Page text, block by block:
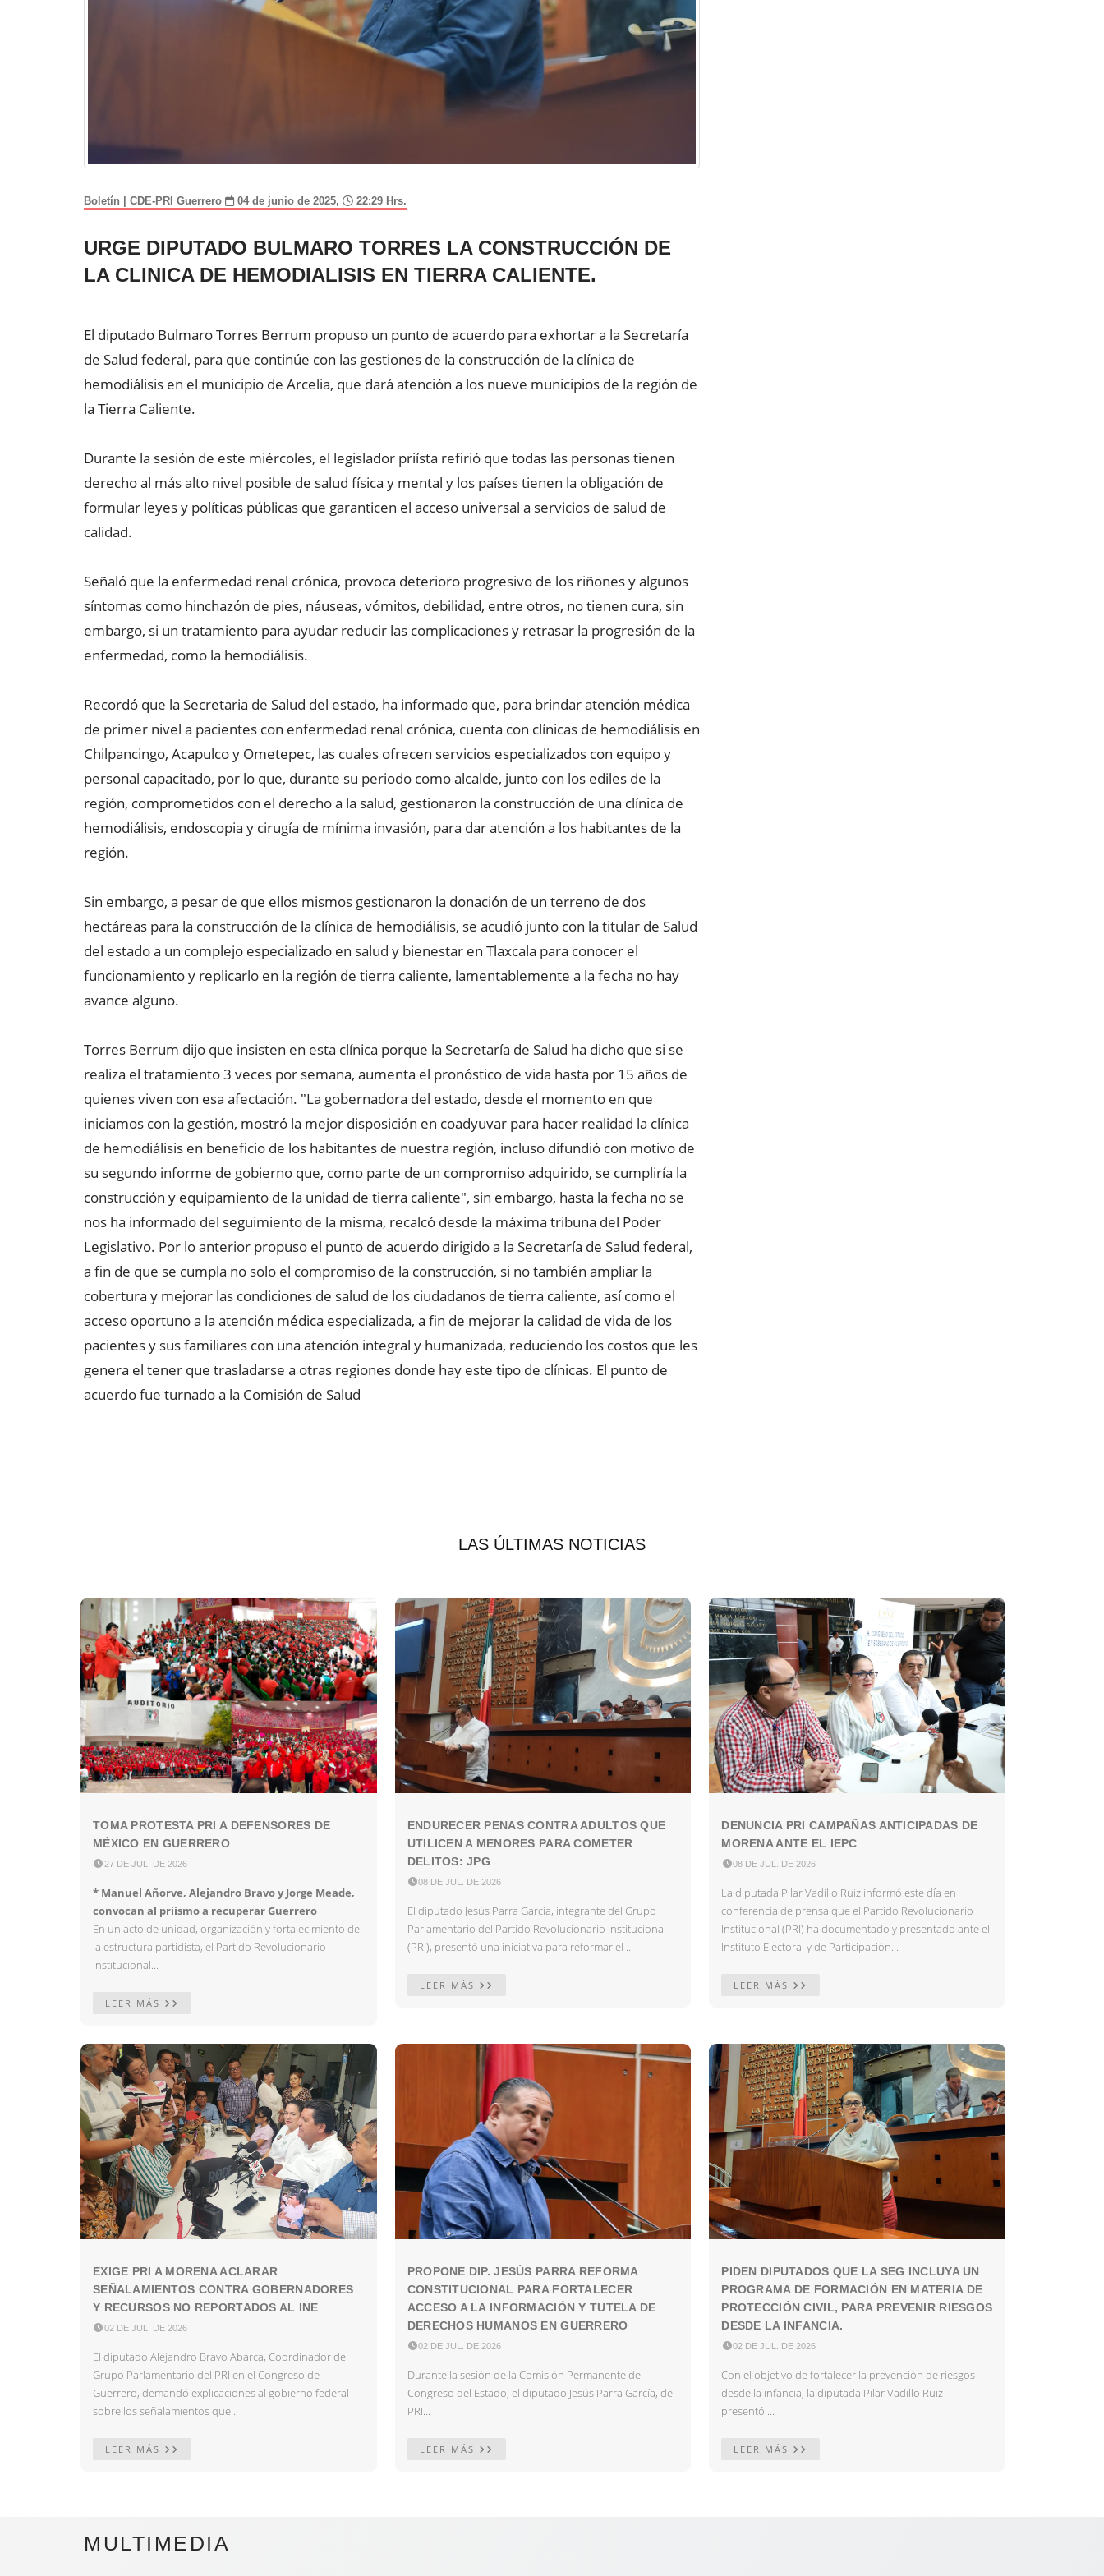
Boletín | CDE-PRI Guerrero 04 de junio de 2025, 22:29 Hrs.
URGE DIPUTADO BULMARO TORRES LA CONSTRUCCIÓN DE
LA CLINICA DE HEMODIALISIS EN TIERRA CALIENTE.
El diputado Bulmaro Torres Berrum propuso un punto de acuerdo para exhortar a la Secretaría
de Salud federal, para que continúe con las gestiones de la construcción de la clínica de
hemodiálisis en el municipio de Arcelia, que dará atención a los nueve municipios de la región de
la Tierra Caliente.
Durante la sesión de este miércoles, el legislador priísta refirió que todas las personas tienen
derecho al más alto nivel posible de salud física y mental y los países tienen la obligación de
formular leyes y políticas públicas que garanticen el acceso universal a servicios de salud de
calidad.
Señaló que la enfermedad renal crónica, provoca deterioro progresivo de los riñones y algunos
síntomas como hinchazón de pies, náuseas, vómitos, debilidad, entre otros, no tienen cura, sin
embargo, si un tratamiento para ayudar reducir las complicaciones y retrasar la progresión de la
enfermedad, como la hemodiálisis.
Recordó que la Secretaria de Salud del estado, ha informado que, para brindar atención médica
de primer nivel a pacientes con enfermedad renal crónica, cuenta con clínicas de hemodiálisis en
Chilpancingo, Acapulco y Ometepec, las cuales ofrecen servicios especializados con equipo y
personal capacitado, por lo que, durante su periodo como alcalde, junto con los ediles de la
región, comprometidos con el derecho a la salud, gestionaron la construcción de una clínica de
hemodiálisis, endoscopia y cirugía de mínima invasión, para dar atención a los habitantes de la
región.
Sin embargo, a pesar de que ellos mismos gestionaron la donación de un terreno de dos
hectáreas para la construcción de la clínica de hemodiálisis, se acudió junto con la titular de Salud
del estado a un complejo especializado en salud y bienestar en Tlaxcala para conocer el
funcionamiento y replicarlo en la región de tierra caliente, lamentablemente a la fecha no hay
avance alguno.
Torres Berrum dijo que insisten en esta clínica porque la Secretaría de Salud ha dicho que si se
realiza el tratamiento 3 veces por semana, aumenta el pronóstico de vida hasta por 15 años de
quienes viven con esa afectación. "La gobernadora del estado, desde el momento en que
iniciamos con la gestión, mostró la mejor disposición en coadyuvar para hacer realidad la clínica
de hemodiálisis en beneficio de los habitantes de nuestra región, incluso difundió con motivo de
su segundo informe de gobierno que, como parte de un compromiso adquirido, se cumpliría la
construcción y equipamiento de la unidad de tierra caliente", sin embargo, hasta la fecha no se
nos ha informado del seguimiento de la misma, recalcó desde la máxima tribuna del Poder
Legislativo. Por lo anterior propuso el punto de acuerdo dirigido a la Secretaría de Salud federal,
a fin de que se cumpla no solo el compromiso de la construcción, si no también ampliar la
cobertura y mejorar las condiciones de salud de los ciudadanos de tierra caliente, así como el
acceso oportuno a la atención médica especializada, a fin de mejorar la calidad de vida de los
pacientes y sus familiares con una atención integral y humanizada, reduciendo los costos que les
genera el tener que trasladarse a otras regiones donde hay este tipo de clínicas. El punto de
acuerdo fue turnado a la Comisión de Salud
LAS ÚLTIMAS NOTICIAS
TOMA PROTESTA PRI A DEFENSORES DE
MÉXICO EN GUERRERO
 27 DE JUL. DE 2026
* Manuel Añorve, Alejandro Bravo y Jorge Meade,
convocan al priísmo a recuperar Guerrero
En un acto de unidad, organización y fortalecimiento de
la estructura partidista, el Partido Revolucionario
Institucional...
LEER MÁS
ENDURECER PENAS CONTRA ADULTOS QUE
UTILICEN A MENORES PARA COMETER
DELITOS: JPG
08 DE JUL. DE 2026
El diputado Jesús Parra García, integrante del Grupo
Parlamentario del Partido Revolucionario Institucional
(PRI), presentó una iniciativa para reformar el ...
LEER MÁS
DENUNCIA PRI CAMPAÑAS ANTICIPADAS DE
MORENA ANTE EL IEPC
08 DE JUL. DE 2026
La diputada Pilar Vadillo Ruiz informó este día en
conferencia de prensa que el Partido Revolucionario
Institucional (PRI) ha documentado y presentado ante el
Instituto Electoral y de Participación...
LEER MÁS
EXIGE PRI A MORENA ACLARAR
SEÑALAMIENTOS CONTRA GOBERNADORES
Y RECURSOS NO REPORTADOS AL INE
02 DE JUL. DE 2026
El diputado Alejandro Bravo Abarca, Coordinador del
Grupo Parlamentario del PRI en el Congreso de
Guerrero, demandó explicaciones al gobierno federal
sobre los señalamientos que...
LEER MÁS
PROPONE DIP. JESÚS PARRA REFORMA
CONSTITUCIONAL PARA FORTALECER
ACCESO A LA INFORMACIÓN Y TUTELA DE
DERECHOS HUMANOS EN GUERRERO
02 DE JUL. DE 2026
Durante la sesión de la Comisión Permanente del
Congreso del Estado, el diputado Jesús Parra García, del
PRI...
LEER MÁS
PIDEN DIPUTADOS QUE LA SEG INCLUYA UN
PROGRAMA DE FORMACIÓN EN MATERIA DE
PROTECCIÓN CIVIL, PARA PREVENIR RIESGOS
DESDE LA INFANCIA.
02 DE JUL. DE 2026
Con el objetivo de fortalecer la prevención de riesgos
desde la infancia, la diputada Pilar Vadillo Ruiz
presentó....
LEER MÁS
MULTIMEDIA